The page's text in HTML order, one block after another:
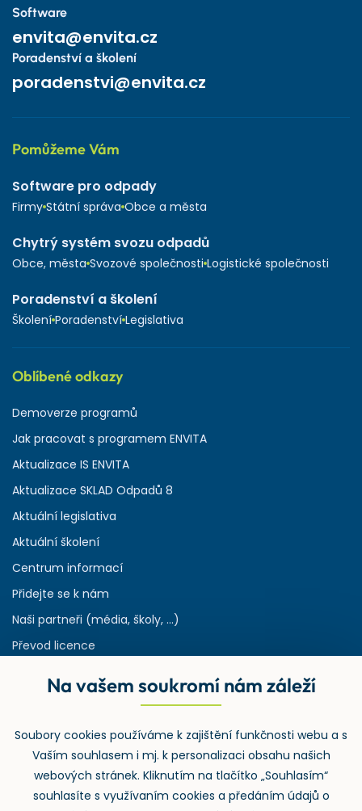
Software
envita@envita.cz
Poradenství a školení
poradenstvi@envita.cz
Pomůžeme Vám
Software pro odpady
Firmy Státní správa Obce a města
Chytrý systém svozu odpadů
Obce, města Svozové společnosti Logistické společnosti
Poradenství a školení
Školení Poradenství Legislativa
Oblíbené odkazy
Demoverze programů
Jak pracovat s programem ENVITA
Aktualizace IS ENVITA
Aktualizace SKLAD Odpadů 8
Aktuální legislativa
Aktuální školení
Centrum informací
Přidejte se k nám
Naši partneři (média, školy, ...)
Převod licence
Rejstřík používaných zkratek v odpadech
Zpětný odběr
Na vašem soukromí nám záleží
Soubory cookies používáme k zajištění funkčnosti webu a s
Vaším souhlasem i mj. k personalizaci obsahu našich
webových stránek. Kliknutím na tlačítko „Souhlasím“
souhlasíte s využívaním cookies a předáním údajů o